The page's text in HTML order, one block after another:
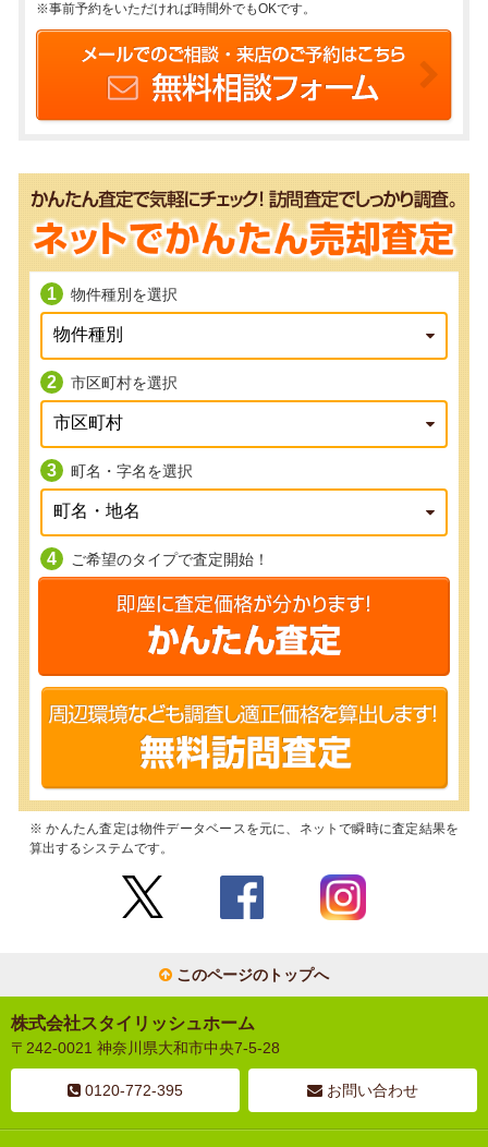
※事前予約をいただければ時間外でもOKです。
物件種別を選択
市区町村を選択
町名・字名を選択
ご希望のタイプで査定開始！
※ かんたん査定は物件データベースを元に、ネットで瞬時に査定結果を
算出するシステムです。
このページのトップへ
株式会社スタイリッシュホーム
〒242-0021 神奈川県大和市中央7-5-28
0120-772-395 お問い合わせ